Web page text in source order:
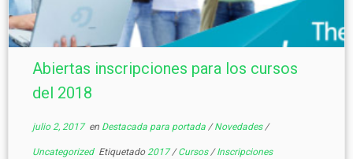
Abiertas inscripciones para los cursos
del 2018
julio 2, 2017en Destacada para portada /Novedades /
Uncategorized Etiquetado 2017/Cursos /Inscripciones